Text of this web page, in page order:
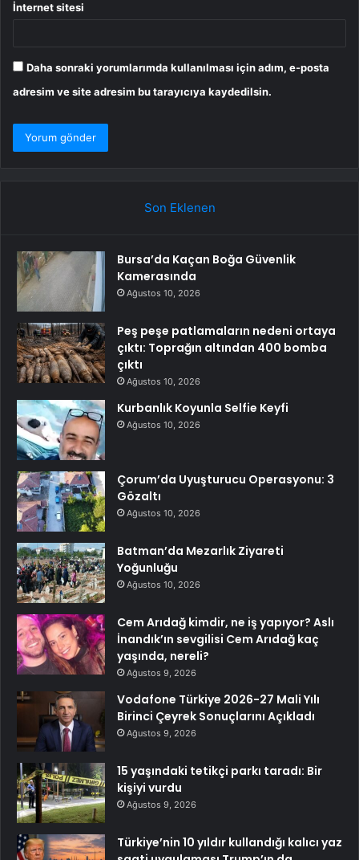
İnternet sitesi
Daha sonraki yorumlarımda kullanılması için adım, e-posta
adresim ve site adresim bu tarayıcıya kaydedilsin.
Son Eklenen
Bursa’da Kaçan Boğa Güvenlik
Kamerasında
Ağustos 10, 2026
Peş peşe patlamaların nedeni ortaya
çıktı: Toprağın altından 400 bomba
çıktı
Ağustos 10, 2026
Kurbanlık Koyunla Selfie Keyfi
Ağustos 10, 2026
Çorum’da Uyuşturucu Operasyonu: 3
Gözaltı
Ağustos 10, 2026
Batman’da Mezarlık Ziyareti
Yoğunluğu
Ağustos 10, 2026
Cem Arıdağ kimdir, ne iş yapıyor? Aslı
İnandık’ın sevgilisi Cem Arıdağ kaç
yaşında, nereli?
Ağustos 9, 2026
Vodafone Türkiye 2026-27 Mali Yılı
Birinci Çeyrek Sonuçlarını Açıkladı
Ağustos 9, 2026
15 yaşındaki tetikçi parkı taradı: Bir
kişiyi vurdu
Ağustos 9, 2026
Türkiye’nin 10 yıldır kullandığı kalıcı yaz